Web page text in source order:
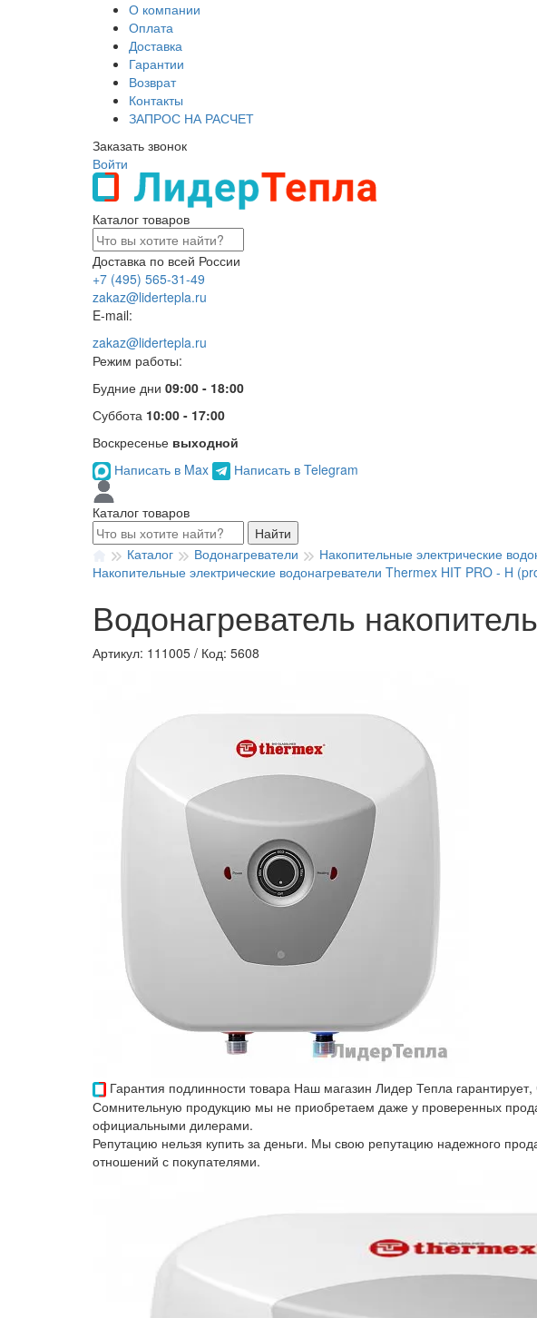
О компании
Оплата
Доставка
Гарантии
Возврат
Контакты
ЗАПРОС НА РАСЧЕТ
Заказать звонок
Войти
Каталог товаров
Доставка по всей России
+7 (495) 565-31-49
zakaz@lidertepla.ru
E-mail:
zakaz@lidertepla.ru
Режим работы:
Будние дни 09:00 - 18:00
Суббота 10:00 - 17:00
Воскресенье выходной
Написать в Max
Написать в Telegram
Каталог товаров
Найти
Каталог
Водонагреватели Накопительные электрические
Накопительные электрические водонагреватели Thermex HIT PRO - H
Водонагреватель
Артикул: 111005 / Код: 5608
Гарантия подлинности товара Наш магазин Лидер Тепла
Сомнительную продукцию мы не приобретаем даже у проверенных
официальными дилерами.
Репутацию нельзя купить за деньги. Мы свою репутацию надежного
отношений с покупателями.